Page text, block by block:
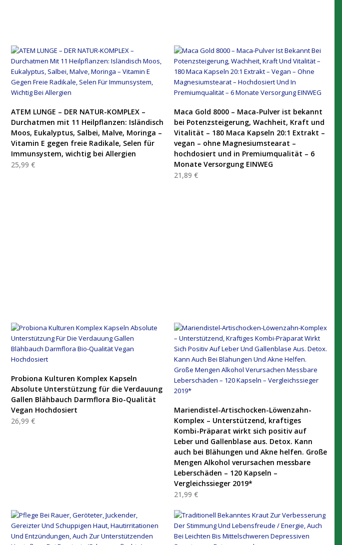
PRODUKT KAUFEN
ATEM LUNGE – DER NATUR-KOMPLEX –
Durchatmen mit 11 Heilpflanzen: Isländisch
Moos, Eukalyptus, Salbei, Malve, Moringa –
Vitamin E gegen freie Radikale, Selen für
Immunsystem, wichtig bei Allergien
25,99 €
PRODUKT KAUFEN
Maca Gold 8000 – Maca-Pulver ist bekannt
bei Potenzsteigerung, Wachheit, Kraft und
Vitalität – 180 Maca Kapseln 20:1 Extrakt –
vegan – ohne Magnesiumstearat –
hochdosiert und in Premiumqualität – 6
Monate Versorgung EINWEG
21,89 €
PRODUKT KAUFEN
Probiona Kulturen Komplex Kapseln
Absolute Unterstützung für die Verdauung
Gallen Blähbauch Darmflora Bio-Qualität
Vegan Hochdosiert
26,99 €
PRODUKT KAUFEN
Mariendistel-Artischocken-Löwenzahn-
Komplex – Unterstützend, kraftiges
Kombi-Präparat wirkt sich positiv auf
Leber und Gallenblase aus. Detox. Kann
auch bei Blähungen und Akne helfen. Große
Mengen Alkohol verursachen messbare
Leberschäden – 120 Kapseln –
Vergleichssieger 2019*
21,99 €